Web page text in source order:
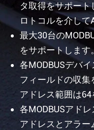
タ取得をサポー
ロトコルを介して
最大30台の
をサポートします
各MODBUSデバ
フィールドの収
アドレス範囲は64
各MODBUSアド
アドレスとアラ